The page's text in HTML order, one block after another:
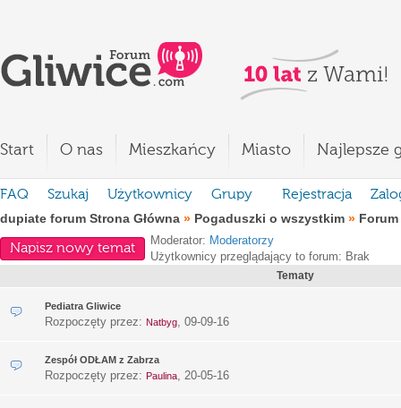
Start O nas Mieszkańcy Miasto Najlepsze
FAQ Szukaj Użytkownicy Grupy Rejestracja
dupiate forum Strona Główna » Pogaduszki o wszystkim »
Napisz nowy temat
Moderator: Moderatorzy
Użytkownicy przeglądający to forum: Brak
Tematy
Pediatra Gliwice
Rozpoczęty przez: Natbyg, 09-09-16
Zespół ODŁAM z Zabrza
Rozpoczęty przez: Paulina, 20-05-16